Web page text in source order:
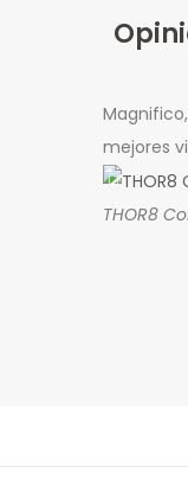
mejores
THOR8